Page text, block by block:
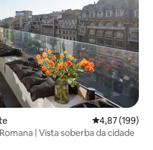
4,87 de uma
4,87 (199)
| Vista soberba da cidade